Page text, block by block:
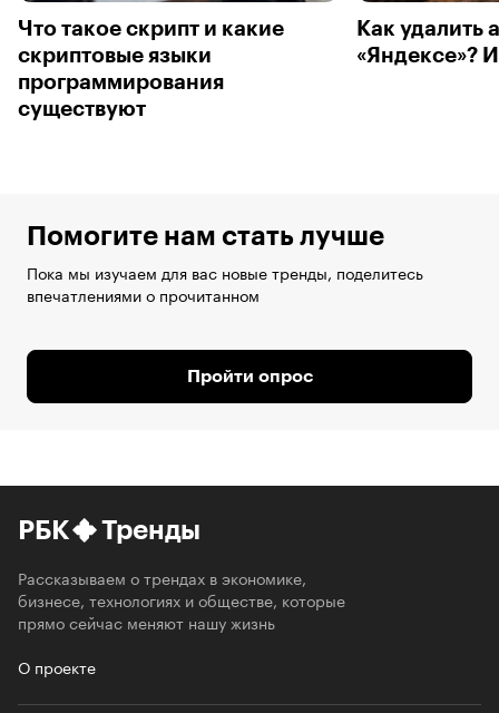
Что такое скрипт и какие
скриптовые языки
программирования
существуют
Как удалить
«Яндексе»?
Помогите нам стать лучше
Пока мы изучаем для вас новые тренды, поделитесь
впечатлениями о прочитанном
Пройти опрос
РБК Тренды
Рассказываем о трендах в экономике,
бизнесе, технологиях и обществе, которые
прямо сейчас меняют нашу жизнь
О проекте